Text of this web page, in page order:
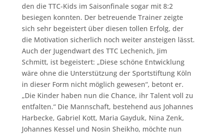
den die TTC-Kids im Saisonfinale sogar mit 8:2
besiegen konnten. Der betreuende Trainer zeigte
sich sehr begeistert über diesen tollen Erfolg, der
die Motivation sicherlich noch weiter ansteigen lässt.
Auch der Jugendwart des TTC Lechenich, Jim
Schmitt, ist begeistert: „Diese schöne Entwicklung
wäre ohne die Unterstützung der Sportstiftung Köln
in dieser Form nicht möglich gewesen“, betont er.
„Die Kinder haben nun die Chance, ihr Talent voll zu
entfalten.“ Die Mannschaft, bestehend aus Johannes
Harbecke, Gabriel Kott, Maria Gayduk, Nina Zenk,
Johannes Kessel und Nosin Sheikho, möchte nun